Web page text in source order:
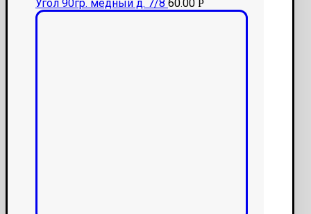
Угол 90гр. медный д. 7/8 60.00 Р